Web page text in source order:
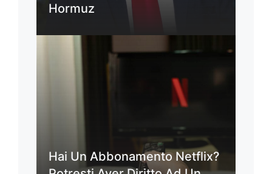
Hormuz
Hai Un Abbonamento Netflix?